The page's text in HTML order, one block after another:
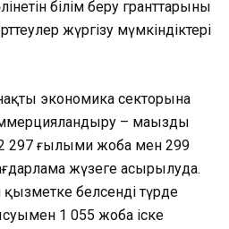
білім беру гранттарының
жүргізу мүмкіндіктері
экономика секторына
– маңызды
2 297 ғылыми жоба мен 299
жүзеге асырылуда.
белсенді түрде
1 055 жоба іске